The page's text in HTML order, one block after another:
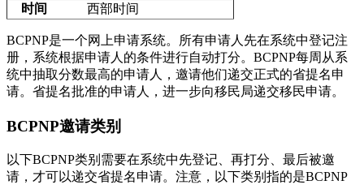
时间
西部时间
BCPNP是一个网上申请系统。所有申请人先在系统中登记注
册，系统根据申请人的条件进行自动打分。BCPNP每周从系
统中抽取分数最高的申请人，邀请他们递交正式的省提名申
请。省提名批准的申请人，进一步向移民局递交移民申请。
BCPNP邀请类别
以下BCPNP类别需要在系统中先登记、再打分、最后被邀
请，才可以递交省提名申请。注意，以下类别指的是BCPNP